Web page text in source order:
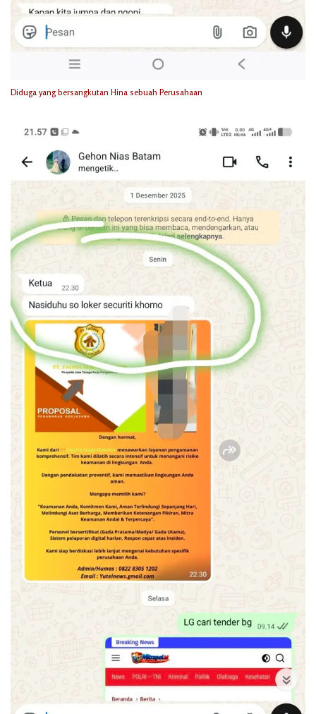
Diduga yang bersangkutan Hina sebuah Perusahaan